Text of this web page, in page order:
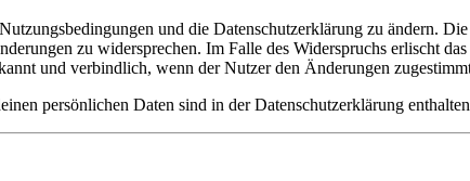
und die Datenschutzerklärung zu ändern.
zu widersprechen. Im Falle des Widerspruchs erlischt
und verbindlich, wenn der Nutzer den Änderungen
persönlichen Daten sind in der Datenschutzerklärung